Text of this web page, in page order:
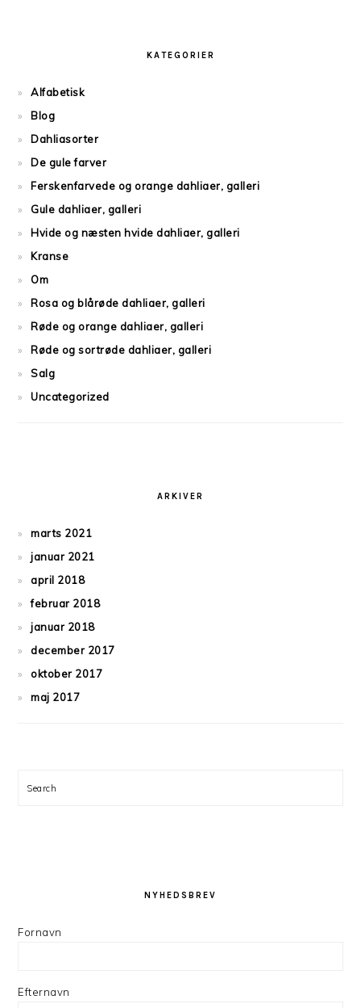
KATEGORIER
Alfabetisk
Blog
Dahliasorter
De gule farver
Ferskenfarvede og orange dahliaer, galleri
Gule dahliaer, galleri
Hvide og næsten hvide dahliaer, galleri
Kranse
Om
Rosa og blårøde dahliaer, galleri
Røde og orange dahliaer, galleri
Røde og sortrøde dahliaer, galleri
Salg
Uncategorized
ARKIVER
marts 2021
januar 2021
april 2018
februar 2018
januar 2018
december 2017
oktober 2017
maj 2017
Search
NYHEDSBREV
Fornavn
Efternavn